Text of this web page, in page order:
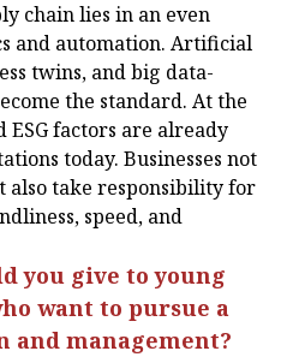
chain lies in an even
and automation. Artificial
twins, and big data-
the standard. At the
ESG factors are already
today. Businesses not
also take responsibility for
speed, and
you give to young
want to pursue a
and management?